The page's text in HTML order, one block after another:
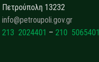
Πετρούπολη 13232
info@petroupoli.gov.gr
213 2024401 – 210 5065401